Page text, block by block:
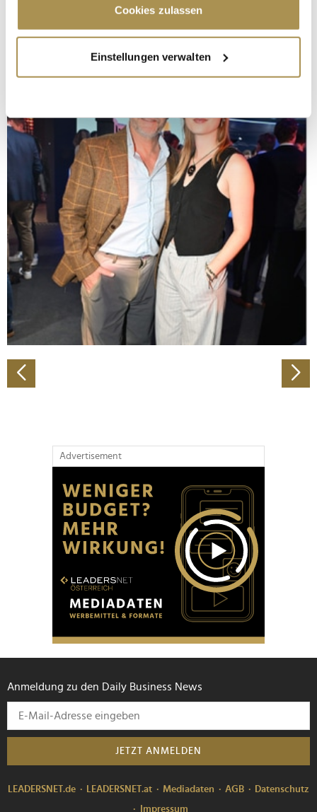
Trigger Symbol ändern oder widerrufen
Informationen über Ihre geografische Lage
erfassen, welche bis auf einige Meter genau sein
bestimmten Merkmalen (Fingerprinting) identifizieren
Erfahren Sie mehr darüber, wie Ihre persönlichen Daten
verarbeitet werden, und legen Sie Ihre Präferenzen im
Abschnitt Einzelheiten
fest.
Wir verwenden Cookies, um Inhalte und Anzeigen zu
personalisieren, Funktionen für soziale Medien anbieten
zu können und die Zugriffe auf unsere Website zu
analysieren. Außerdem geben wir Informationen zu Ihrer
Verwendung unserer Website an unsere Partner für
soziale Medien, Werbung und Analysen weiter. Unsere
Partner führen diese Informationen möglicherweise mit
weiteren Daten zusammen, die Sie ihnen bereitgestellt
gesammelt haben.
Cookies zulassen
Einstellungen verwalten
Advertisement
Anmeldung zu den Daily Business News
JETZT ANMELDEN
LEADERSNET.de LEADERSNET.at Mediadaten AGB
Datenschutz
Impressum